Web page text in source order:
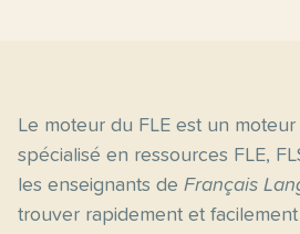
Le moteur du FLE est un
spécialisé en ressources FLE,
les enseignants de Français
trouver rapidement et